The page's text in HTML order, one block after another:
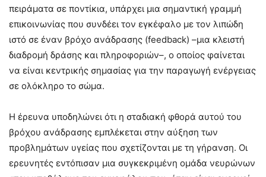
πειράματα σε ποντίκια, υπάρχει μια σημαντική γραμμή
επικοινωνίας που συνδέει τον εγκέφαλο με τον λιπώδη
ιστό σε έναν βρόχο ανάδρασης (feedback) –μια κλειστή
διαδρομή δράσης και πληροφοριών–, ο οποίος φαίνεται
να είναι κεντρικής σημασίας για την παραγωγή ενέργειας
σε ολόκληρο το σώμα.
Η έρευνα υποδηλώνει ότι η σταδιακή φθορά αυτού του
βρόχου ανάδρασης εμπλέκεται στην αύξηση των
προβλημάτων υγείας που σχετίζονται με τη γήρανση. Οι
ερευνητές εντόπισαν μια συγκεκριμένη ομάδα νευρώνων